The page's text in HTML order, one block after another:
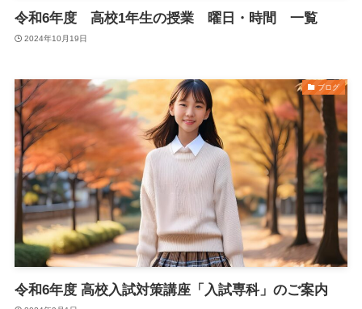
令和6年度 高校1年生の授業 曜日・時間 一覧
2024年10月19日
ブログ
令和6年度 高校入試対策講座「入試専科」のご案内